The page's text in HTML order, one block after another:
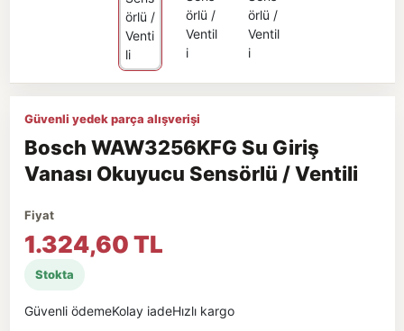
Güvenli yedek parça alışverişi
Bosch WAW3256KFG Su Giriş
Vanası Okuyucu Sensörlü / Ventili
Fiyat
1.324,60 TL
Stokta
Güvenli ödemeKolay iadeHızlı kargo